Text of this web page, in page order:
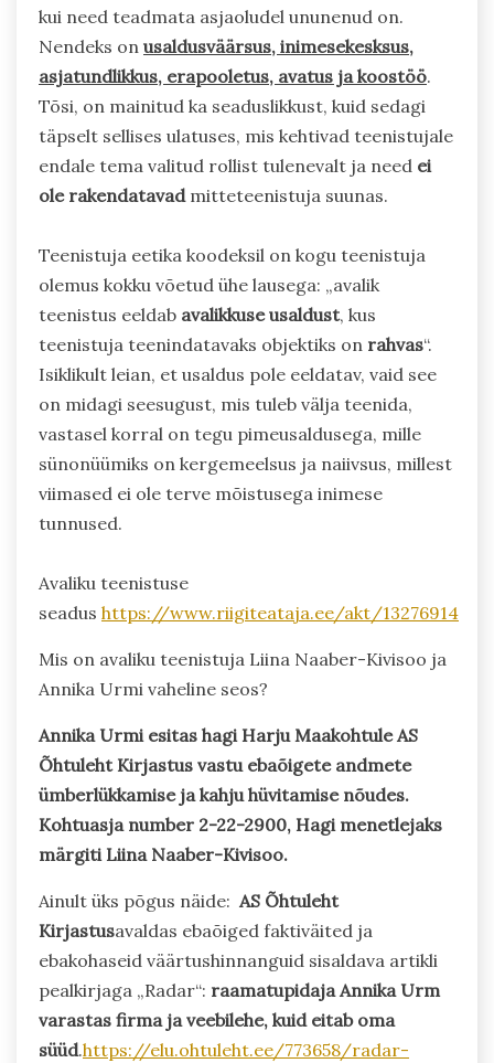
kui need teadmata asjaoludel ununenud on.
Nendeks on usaldusväärsus, inimesekesksus,
asjatundlikkus, erapooletus, avatus ja koostöö.
Tõsi, on mainitud ka seaduslikkust, kuid sedagi
täpselt sellises ulatuses, mis kehtivad teenistujale
endale tema valitud rollist tulenevalt ja need ei
ole rakendatavadmitteteenistuja suunas.
Teenistuja eetika koodeksil on kogu teenistuja
olemus kokku võetud ühe lausega: „avalik
teenistus eeldab avalikkuse usaldust, kus
teenistuja teenindatavaks objektiks on rahvas“.
Isiklikult leian, et usaldus pole eeldatav, vaid see
on midagi seesugust, mis tuleb välja teenida,
vastasel korral on tegu pimeusaldusega, mille
sünonüümiks on kergemeelsus ja naiivsus, millest
viimased ei ole terve mõistusega inimese
tunnused.
Avaliku teenistuse
seadus https://www.riigiteataja.ee/akt/13276914
Mis on avaliku teenistuja Liina Naaber-Kivisoo ja
Annika Urmi vaheline seos?
Annika Urmi esitas hagi Harju Maakohtule AS
Õhtuleht Kirjastus vastu ebaõigete andmete
ümberlükkamise ja kahju hüvitamise nõudes.
Kohtuasja number 2-22-2900, Hagi menetlejaks
märgiti Liina Naaber-Kivisoo.
Ainult üks põgus näide: AS Õhtuleht
Kirjastusavaldas ebaõiged faktiväited ja
ebakohaseid väärtushinnanguid sisaldava artikli
pealkirjaga „Radar“: raamatupidaja Annika Urm
varastas firma ja veebilehe, kuid eitab oma
süüd.https://elu.ohtuleht.ee/773658/radar-